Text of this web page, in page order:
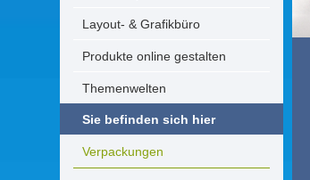
Layout- & Grafikbüro
Produkte online gestalten
Themenwelten
Sie befinden sich hier
Verpackungen